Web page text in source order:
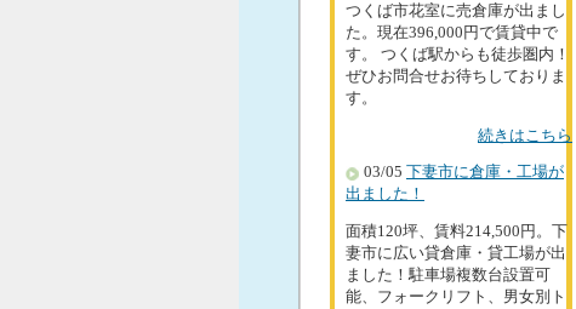
つくば市花室に売倉庫が出まし
た。現在396,000円で賃貸中で
す。 つくば駅からも徒歩圏内！
ぜひお問合せお待ちしておりま
す。
続きはこちら
03/05 下妻市に倉庫・工場が
出ました！
面積120坪、賃料214,500円。下
妻市に広い貸倉庫・貸工場が出
ました！駐車場複数台設置可
能、フォークリフト、男女別ト